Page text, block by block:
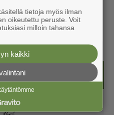
tietoja myös ilman
oikeutettu peruste. Voit
milloin tahansa
kaikki